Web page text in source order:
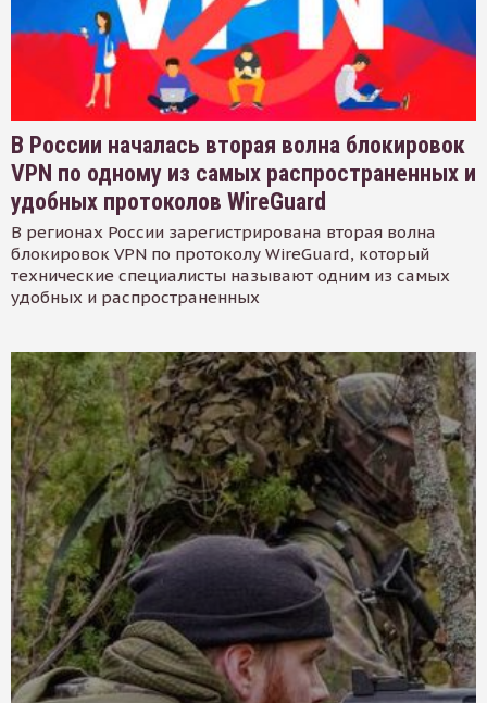
В России началась вторая волна блокировок
VPN по одному из самых распространенных и
удобных протоколов WireGuard
В регионах России зарегистрирована вторая волна
блокировок VPN по протоколу WireGuard, который
технические специалисты называют одним из самых
удобных и распространенных